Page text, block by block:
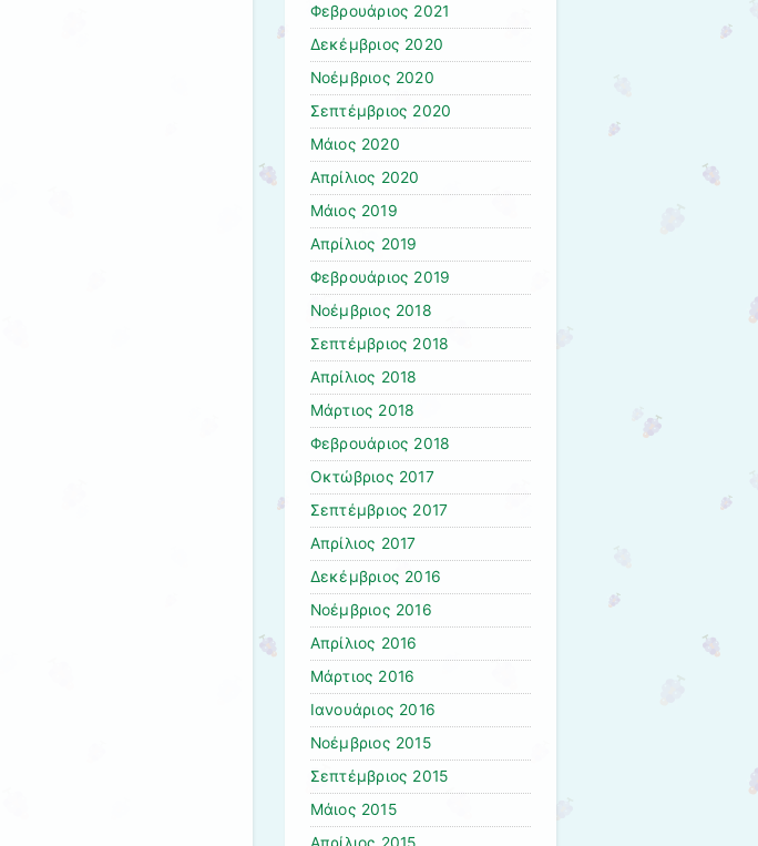
Φεβρουάριος 2021
Δεκέμβριος 2020
Νοέμβριος 2020
Σεπτέμβριος 2020
Μάιος 2020
Απρίλιος 2020
Μάιος 2019
Απρίλιος 2019
Φεβρουάριος 2019
Νοέμβριος 2018
Σεπτέμβριος 2018
Απρίλιος 2018
Μάρτιος 2018
Φεβρουάριος 2018
Οκτώβριος 2017
Σεπτέμβριος 2017
Απρίλιος 2017
Δεκέμβριος 2016
Νοέμβριος 2016
Απρίλιος 2016
Μάρτιος 2016
Ιανουάριος 2016
Νοέμβριος 2015
Σεπτέμβριος 2015
Μάιος 2015